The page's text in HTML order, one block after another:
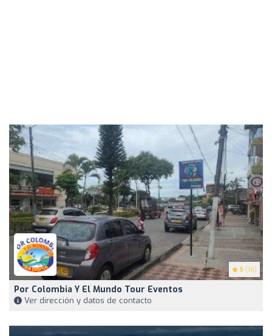
5 (16)
Por Colombia Y El Mundo Tour Eventos
Ver dirección y datos de contacto